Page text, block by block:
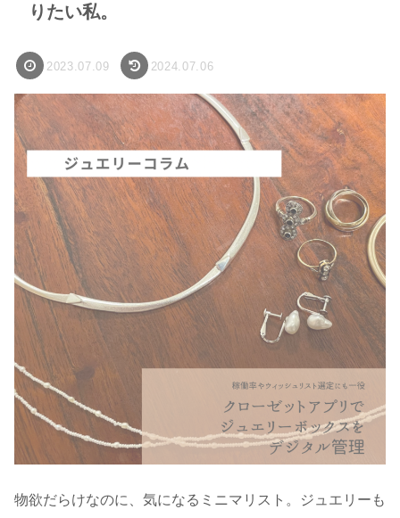
りたい私。
2023.07.09 2024.07.06
物欲だらけなのに、気になるミニマリスト。ジュエリーも